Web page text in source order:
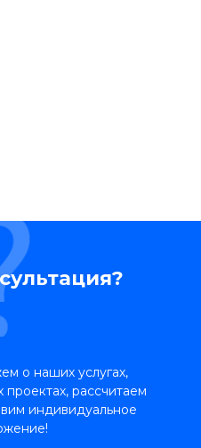
о наших услугах,
рассчитаем
индивидуальное